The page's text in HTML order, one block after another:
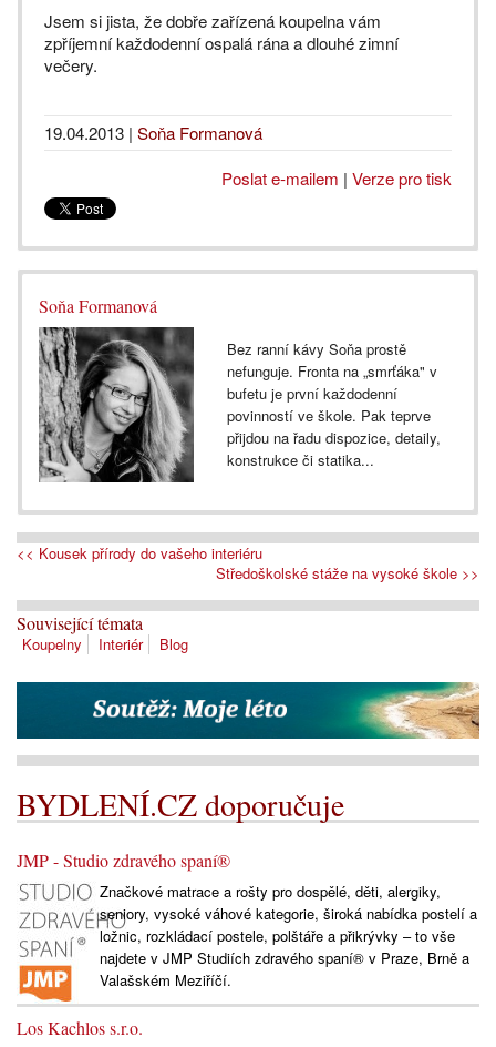
Jsem si jista, že dobře zařízená koupelna vám
zpříjemní každodenní ospalá rána a dlouhé zimní
večery.
19.04.2013 | Soňa Formanová
Poslat e-mailem | Verze pro tisk
Soňa Formanová
Bez ranní kávy Soňa prostě
nefunguje. Fronta na „smrťáka" v
bufetu je první každodenní
povinností ve škole. Pak teprve
přijdou na řadu dispozice, detaily,
konstrukce či statika...
<< Kousek přírody do vašeho interiéru
Středoškolské stáže na vysoké škole >>
Související témata
Koupelny Interiér Blog
BYDLENÍ.CZ doporučuje
JMP - Studio zdravého spaní®
Značkové matrace a rošty pro dospělé, děti, alergiky,
seniory, vysoké váhové kategorie, široká nabídka postelí a
ložnic, rozkládací postele, polštáře a přikrývky – to vše
najdete v JMP Studiích zdravého spaní® v Praze, Brně a
Valašském Meziříčí.
Los Kachlos s.r.o.